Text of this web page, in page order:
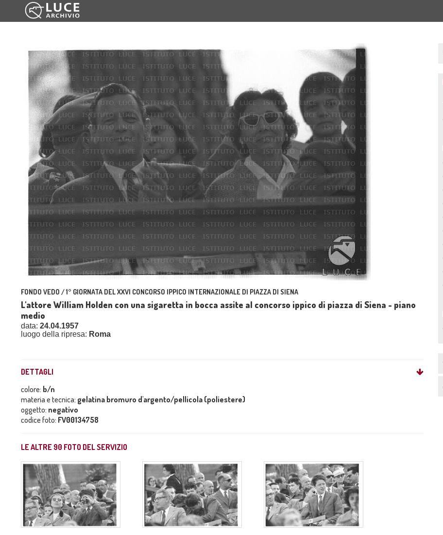
FONDO VEDO / 1° GIORNATA DEL XXVI CONCORSO IPPICO INTERNAZIONALE DI PIAZZA DI SIENA
L'attore William Holden con una sigaretta in bocca assite al concorso ippico di piazza di Siena - piano
medio
data: 24.04.1957
luogo della ripresa: Roma
DETTAGLI
colore: b/n
materia e tecnica: gelatina bromuro d'argento/pellicola (poliestere)
oggetto: negativo
codice foto: FV00134758
LE ALTRE 90 FOTO DEL SERVIZIO